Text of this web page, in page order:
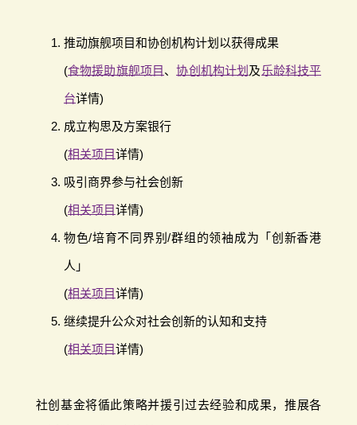
推动旗舰项目和协创机构计划以获得成果
(食物援助旗舰项目 、协创机构计划 及乐龄科技平
台详情)
成立构思及方案银行
(相关项目详情)
吸引商界参与社会创新
(相关项目详情)
物色/培育不同界别/群组的领袖成为「创新香港
人」
(相关项目详情)
继续提升公众对社会创新的认知和支持
(相关项目详情)
社创基金将循此策略并援引过去经验和成果，推展各